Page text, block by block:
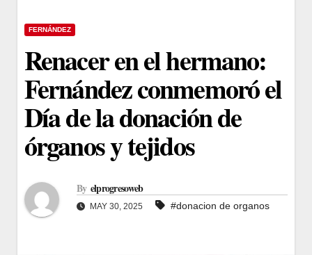
FERNÁNDEZ
Renacer en el hermano:
Fernández conmemoró el
Día de la donación de
órganos y tejidos
By elprogresoweb
MAY 30, 2025 #donacion de organos